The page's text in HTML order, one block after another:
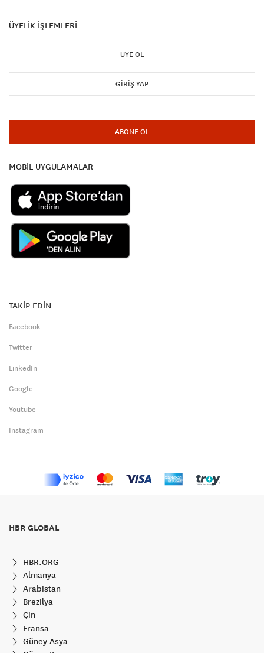
ÜYELİK İŞLEMLERİ
ÜYE OL
GIRIŞ YAP
ABONE OL
MOBİL UYGULAMALAR
TAKİP EDİN
Facebook
Twitter
LinkedIn
Google+
Youtube
Instagram
HBR GLOBAL
HBR.ORG
Almanya
Arabistan
Brezilya
Çin
Fransa
Güney Asya